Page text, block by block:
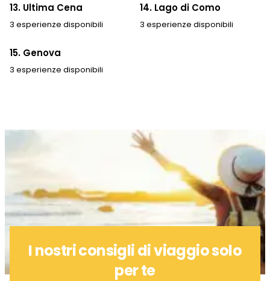
13. Ultima Cena
3 esperienze disponibili
14. Lago di Como
3 esperienze disponibili
15. Genova
3 esperienze disponibili
I nostri consigli di viaggio solo
per te